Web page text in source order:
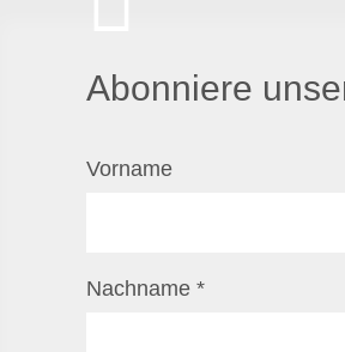
Abonniere
Vorname
Nachname *